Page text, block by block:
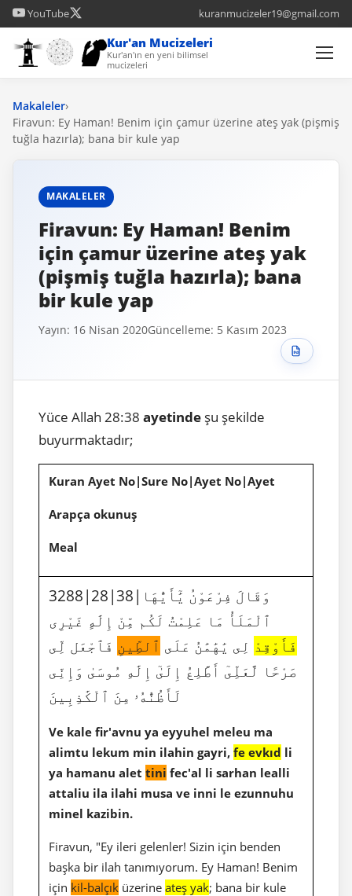
YouTube kuranmucizeler19@gmail.com
Kur'an Mucizeleri
Kur'an'ın en yeni bilimsel
mucizeleri
Makaleler›
Firavun: Ey Haman! Benim için çamur üzerine ateş yak (pişmiş
tuğla hazırla); bana bir kule yap
MAKALELER
Firavun: Ey Haman! Benim
için çamur üzerine ateş yak
(pişmiş tuğla hazırla); bana
bir kule yap
Yayın: 16 Nisan 2020Güncelleme: 5 Kasım 2023
Yüce Allah 28:38 ayetinde şu şekilde
buyurmaktadır;
Kuran Ayet No|Sure No|Ayet No|Ayet
Arapça okunuş
Meal
3288|28|38|وَقَالَ فِرْعَوْنُ يَٰٓأَيُّهَا
ٱلْمَلَأُ مَا عَلِمْتُ لَكُم مِّنْ إِلَٰهٍ غَيْرِى
فَأَوْقِدْ لِى يَٰهَٰمَٰنُ عَلَى ٱلطِّينِ فَٱجْعَل لِّى
صَرْحًا لَّعَلِّىٓ أَطَّلِعُ إِلَىٰٓ إِلَٰهِ مُوسَىٰ وَإِنِّى
لَأَظُنُّهُۥ مِنَ ٱلْكَٰذِبِينَ
Ve kale fir'avnu ya eyyuhel meleu ma
alimtu lekum min ilahin gayri, fe evkıd li
ya hamanu alet tini fec'al li sarhan lealli
attaliu ila ilahi musa ve inni le ezunnuhu
minel kazibin.
Firavun, "Ey ileri gelenler! Sizin için benden
başka bir ilah tanımıyorum. Ey Haman! Benim
için kil-balçık üzerine ateş yak; bana bir kule